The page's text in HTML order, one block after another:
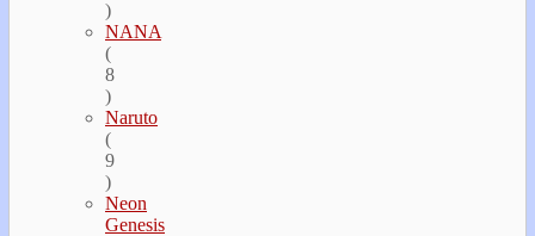
)
NANA
(
8
)
Naruto
(
9
)
Neon
Genesis